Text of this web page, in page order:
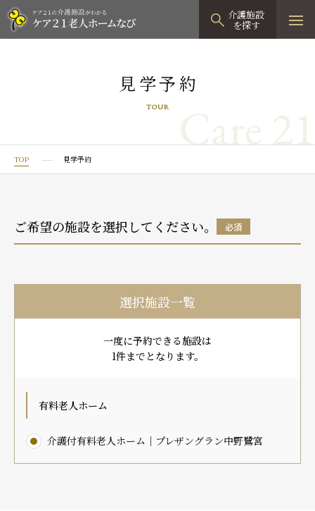
介護施設
を探す
見学予約
有料老人ホームTOP
プレザングラン
プレザンメゾン
有料老人ホームとは
グループホーム
たのしい家
認知症対応型グループホームとは
認知症のおはなし
小規模多機能型居宅介護TOP
たのしい家
小規模多機能型居宅介護とは
0120-944
見学予約
TOUR Care 21
TOP 見学予約
ご希望の施設を選択してください。 必須
選択施設一覧
一度に予約できる施設は
1件までとなります。
有料老人ホーム
介護付有料老人ホーム｜プレザングラン中野鷺宮